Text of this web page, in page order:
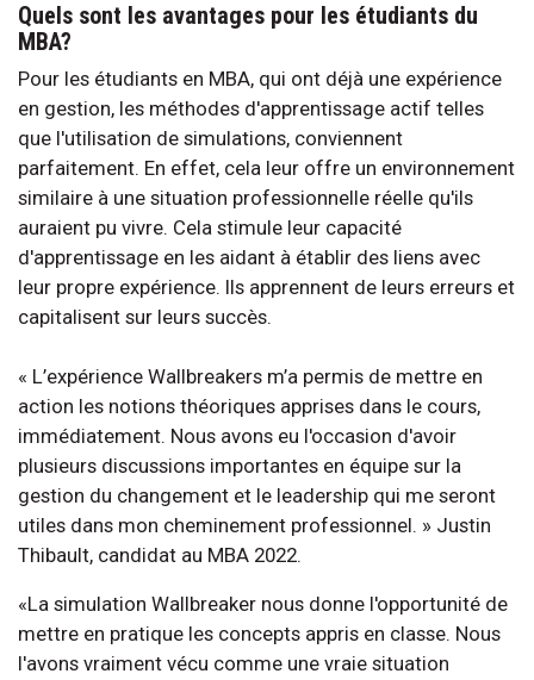
Quels sont les avantages pour les étudiants du
MBA?
Pour les étudiants en MBA, qui ont déjà une expérience
en gestion, les méthodes d'apprentissage actif telles
que l'utilisation de simulations, conviennent
parfaitement. En effet, cela leur offre un environnement
similaire à une situation professionnelle réelle qu'ils
auraient pu vivre. Cela stimule leur capacité
d'apprentissage en les aidant à établir des liens avec
leur propre expérience. Ils apprennent de leurs erreurs et
capitalisent sur leurs succès.
« L’expérience Wallbreakers m’a permis de mettre en
action les notions théoriques apprises dans le cours,
immédiatement. Nous avons eu l'occasion d'avoir
plusieurs discussions importantes en équipe sur la
gestion du changement et le leadership qui me seront
utiles dans mon cheminement professionnel. » Justin
Thibault, candidat au MBA 2022.
«La simulation Wallbreaker nous donne l'opportunité de
mettre en pratique les concepts appris en classe. Nous
l'avons vraiment vécu comme une vraie situation